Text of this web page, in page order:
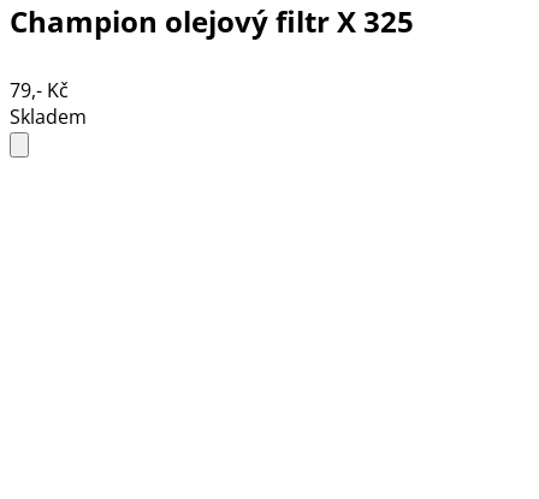
Champion olejový filtr X 325
79,- Kč
Skladem